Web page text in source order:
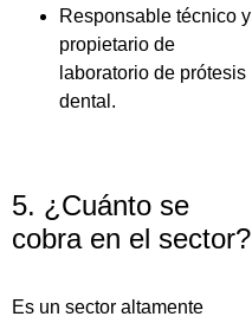
Responsable técnico y
propietario de
laboratorio de prótesis
dental.
5. ¿Cuánto se
cobra en el sector?
Es un sector altamente